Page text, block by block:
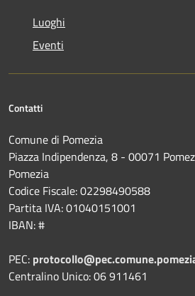
Luoghi
Eventi
Contatti
Comune di Pomezia
Piazza Indipendenza, 8 - 00071
Pomezia
Codice Fiscale: 02298490588
Partita IVA: 01040151001
IBAN: #
PEC:
Centralino Unico: 06 911461